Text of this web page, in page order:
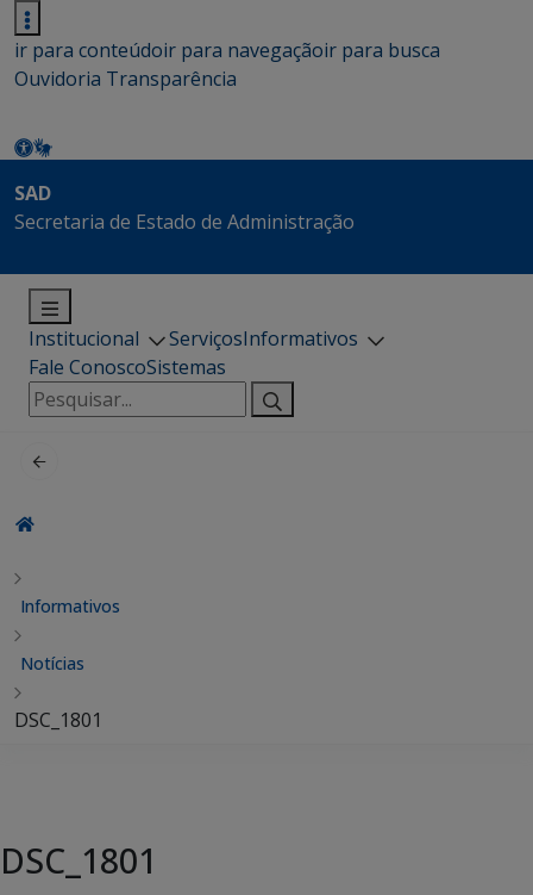
ir para conteúdoir para navegaçãoir para busca
Ouvidoria Transparência
SAD
Secretaria de Estado de Administração
Institucional ServiçosInformativos
Fale ConoscoSistemas
Pesquisar
por:
Informativos
Notícias
DSC_1801
DSC_1801